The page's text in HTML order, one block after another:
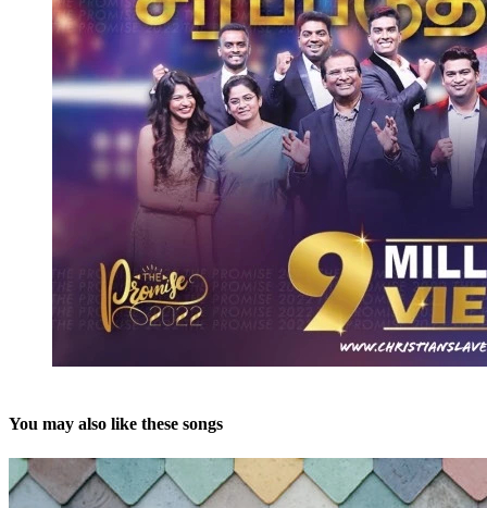
You may also like these songs